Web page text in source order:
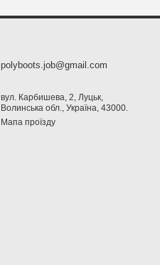
polyboots.job@gmail.com
вул. Карбишева, 2, Луцьк,
Волинська обл., Україна, 43000.
Мапа проїзду